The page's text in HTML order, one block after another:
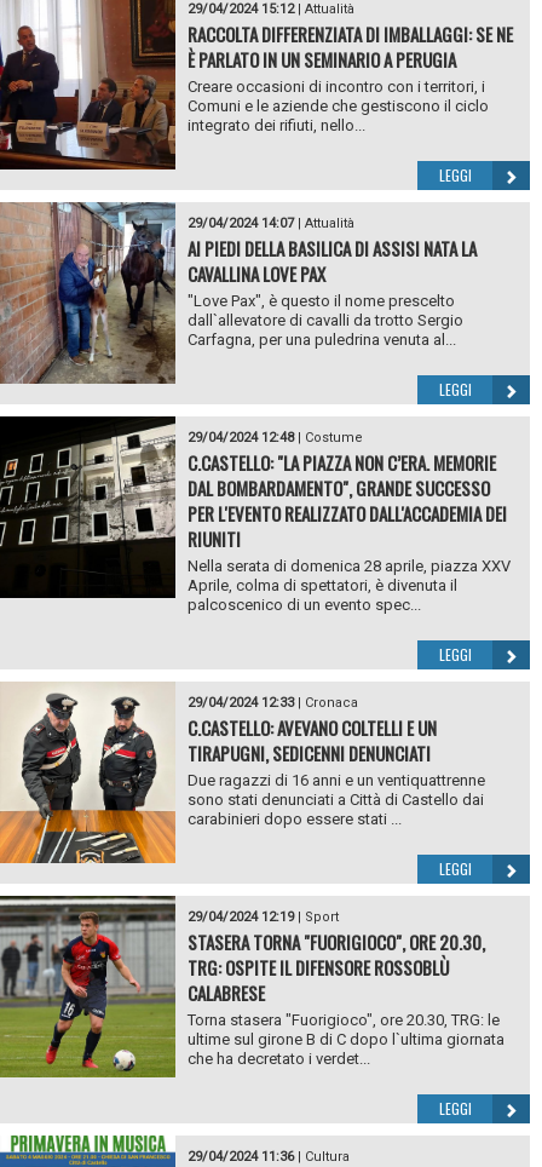
29/04/2024 15:12| Attualità
RACCOLTA DIFFERENZIATA DI IMBALLAGGI: SE NE
È PARLATO IN UN SEMINARIO A PERUGIA
Creare occasioni di incontro con i territori, i
Comuni e le aziende che gestiscono il ciclo
integrato dei rifiuti, nello...
LEGGI
29/04/2024 14:07| Attualità
AI PIEDI DELLA BASILICA DI ASSISI NATA LA
CAVALLINA LOVE PAX
"Love Pax", è questo il nome prescelto
dall`allevatore di cavalli da trotto Sergio
Carfagna, per una puledrina venuta al...
LEGGI
29/04/2024 12:48| Costume
C.CASTELLO: "LA PIAZZA NON C’ERA. MEMORIE
DAL BOMBARDAMENTO", GRANDE SUCCESSO
PER L'EVENTO REALIZZATO DALL'ACCADEMIA DEI
RIUNITI
Nella serata di domenica 28 aprile, piazza XXV
Aprile, colma di spettatori, è divenuta il
palcoscenico di un evento spec...
LEGGI
29/04/2024 12:33| Cronaca
C.CASTELLO: AVEVANO COLTELLI E UN
TIRAPUGNI, SEDICENNI DENUNCIATI
Due ragazzi di 16 anni e un ventiquattrenne
sono stati denunciati a Città di Castello dai
carabinieri dopo essere stati ...
LEGGI
29/04/2024 12:19| Sport
STASERA TORNA "FUORIGIOCO", ORE 20.30,
TRG: OSPITE IL DIFENSORE ROSSOBLÙ
CALABRESE
Torna stasera "Fuorigioco", ore 20.30, TRG: le
ultime sul girone B di C dopo l`ultima giornata
che ha decretato i verdet...
LEGGI
29/04/2024 11:36| Cultura